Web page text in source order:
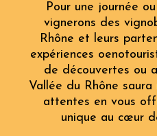
Pour une journée
vignerons des
Rhône et leurs
expériences
de découvertes ou
Vallée du Rhône
attentes en vous
unique au cœur